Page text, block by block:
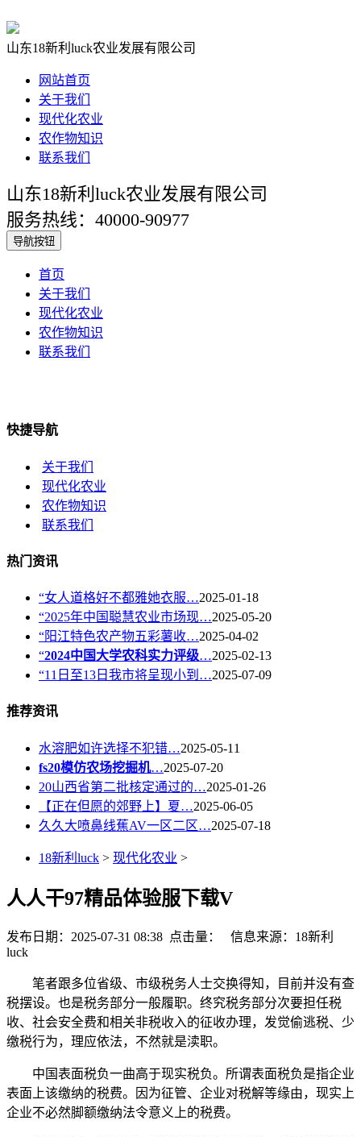
山东18新利luck农业发展有限公司
网站首页
关于我们
现代化农业
农作物知识
联系我们
山东18新利luck农业发展有限公司
服务热线：40000-90977
导航按钮
首页
关于我们
现代化农业
农作物知识
联系我们
快捷导航
关于我们
现代化农业
农作物知识
联系我们
热门资讯
“女人道格好不都雅她衣服…2025-01-18
“2025年中国聪慧农业市场现…2025-05-20
“阳江特色农产物五彩薯收…2025-04-02
“2024中国大学农科实力评级…2025-02-13
“11日至13日我市将呈现小到…2025-07-09
推荐资讯
水溶肥如许选择不犯错…2025-05-11
fs20模仿农场挖掘机…2025-07-20
20山西省第二批核定通过的…2025-01-26
【正在但愿的郊野上】夏…2025-06-05
久久大喷鼻线蕉AV一区二区…2025-07-18
18新利luck > 现代化农业 >
人人干97精品体验服下载V
发布日期：2025-07-31 08:38 点击量：
信息来源：18新利
luck
笔者跟多位省级、市级税务人士交换得知，目前并没有查
税摆设。也是税务部分一般履职。终究税务部分次要担任税
收、社会安全费和相关非税收入的征收办理，发觉偷逃税、少
缴税行为，理应依法，不然就是渎职。
中国表面税负一曲高于现实税负。所谓表面税负是指企业
表面上该缴纳的税费。因为征管、企业对税解等缘由，现实上
企业不必然脚额缴纳法令意义上的税费。